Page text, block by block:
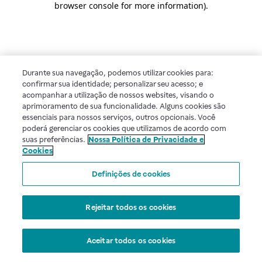
browser console for more information).
Durante sua navegação, podemos utilizar cookies para:
confirmar sua identidade; personalizar seu acesso; e
acompanhar a utilização de nossos websites, visando o
aprimoramento de sua funcionalidade. Alguns cookies são
essenciais para nossos serviços, outros opcionais. Você
poderá gerenciar os cookies que utilizamos de acordo com
suas preferências. Nossa Política de Privacidade e
Cookies
Definições de cookies
Rejeitar todos os cookies
Aceitar todos os cookies